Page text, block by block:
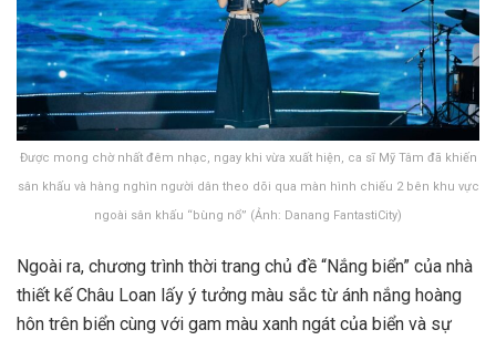
Được mong chờ nhất đêm nhạc, ngay khi vừa xuất hiện, ca sĩ Mỹ Tâm đã khiến
sân khấu và hàng nghìn người dân theo dõi qua màn hình chiếu 2 bên khu vực
ngoài sân khấu “bùng nổ” (Ảnh: Danang FantastiCity)
Ngoài ra, chương trình thời trang chủ đề “Nắng biển” của nhà
thiết kế Châu Loan lấy ý tưởng màu sắc từ ánh nắng hoàng
hôn trên biển cùng với gam màu xanh ngát của biển và sự